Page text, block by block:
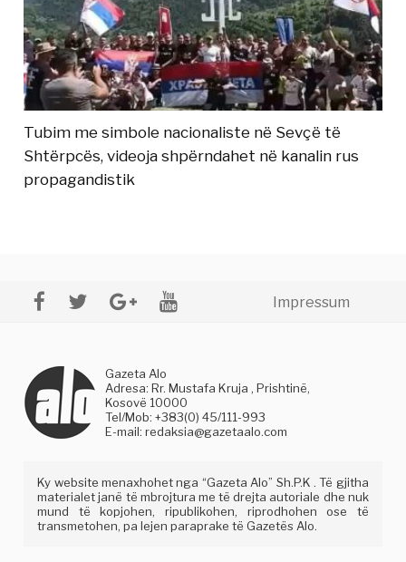
Tubim me simbole nacionaliste në Sevçë të
Shtërpcës, videoja shpërndahet në kanalin rus
propagandistik
Impressum
Gazeta Alo
Adresa: Rr. Mustafa Kruja , Prishtinë,
Kosovë 10000
Tel/Mob: +383(0) 45/111-993
E-mail:redaksia@gazetaalo.com
Ky website menaxhohet nga “Gazeta Alo” Sh.P.K . Të gjitha
materialet janë të mbrojtura me të drejta autoriale dhe nuk
mund të kopjohen, ripublikohen, riprodhohen ose të
transmetohen, pa lejen paraprake të Gazetës Alo.